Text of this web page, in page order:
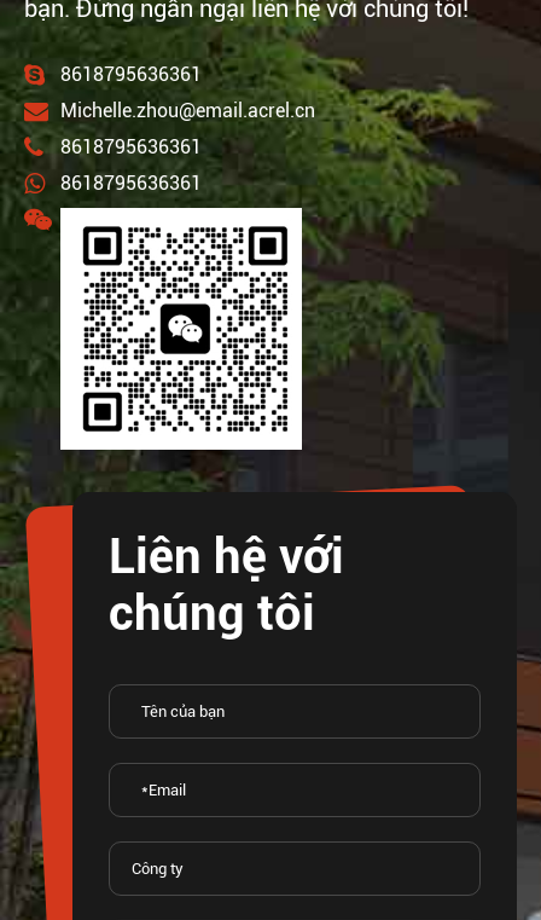
bạn. Đừng ngần ngại liên hệ với chúng tôi!
8618795636361
Michelle.zhou@email.acrel.cn
8618795636361
8618795636361
Liên hệ với
chúng tôi